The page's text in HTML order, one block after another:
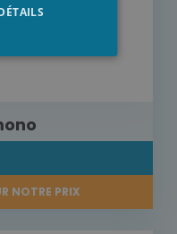
NOTRE PRIX